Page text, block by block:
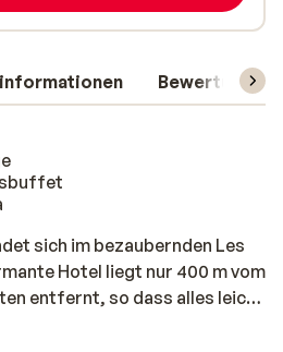
Bewertungen
sich im bezaubernden Les
Hotel liegt nur 400 m vom
entfernt, so dass alles leicht
Sie Ihren Tag mit einem